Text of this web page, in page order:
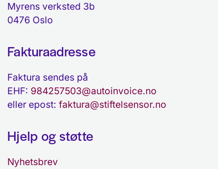
Myrens verksted 3b
0476 Oslo
Fakturaadresse
Faktura sendes på
EHF: 984257503@autoinvoice.no
eller epost: faktura@stiftelsensor.no
Hjelp og støtte
Nyhetsbrev